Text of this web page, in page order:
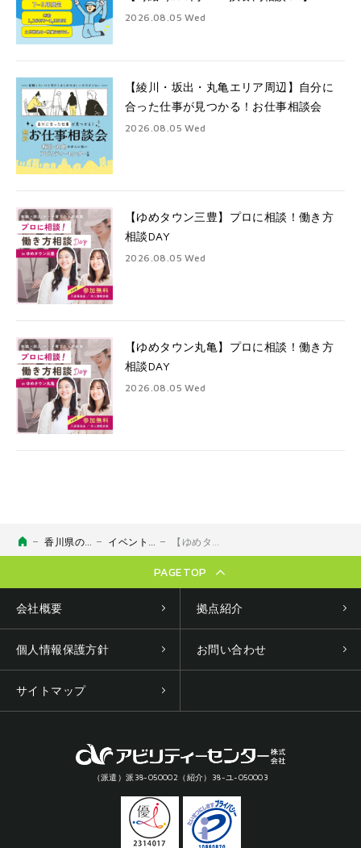
2026.08.05 Wed
【綾川・坂出・丸亀エリア周辺】自分に
合った仕事が見つかる！お仕事相談会
2026.08.05 Wed
【ゆめタウン三豊】プロに相談！働き方
相談DAY
2026.08.05 Wed
【ゆめタウン丸亀】プロに相談！働き方
相談DAY
2026.08.05 Wed
PAGETOP
会社概要 拠点紹介
個人情報保護方針 お問い合わせ
サイトマップ
（派遣）派38-050002（紹介）38-ユ-050003